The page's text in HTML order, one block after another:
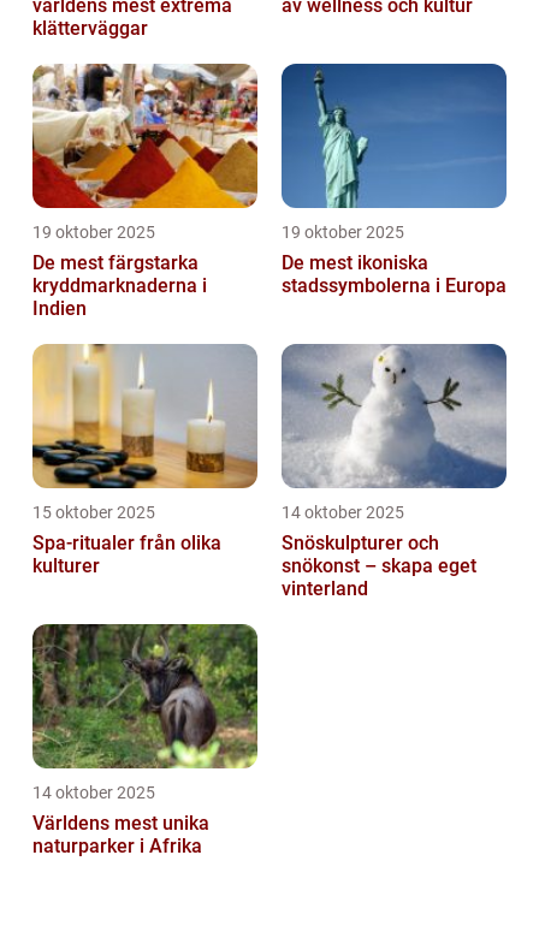
världens mest extrema
klätterväggar
av wellness och kultur
19 oktober 2025
De mest färgstarka
kryddmarknaderna i
Indien
19 oktober 2025
De mest ikoniska
stadssymbolerna i Europa
15 oktober 2025
Spa-ritualer från olika
kulturer
14 oktober 2025
Snöskulpturer och
snökonst – skapa eget
vinterland
14 oktober 2025
Världens mest unika
naturparker i Afrika